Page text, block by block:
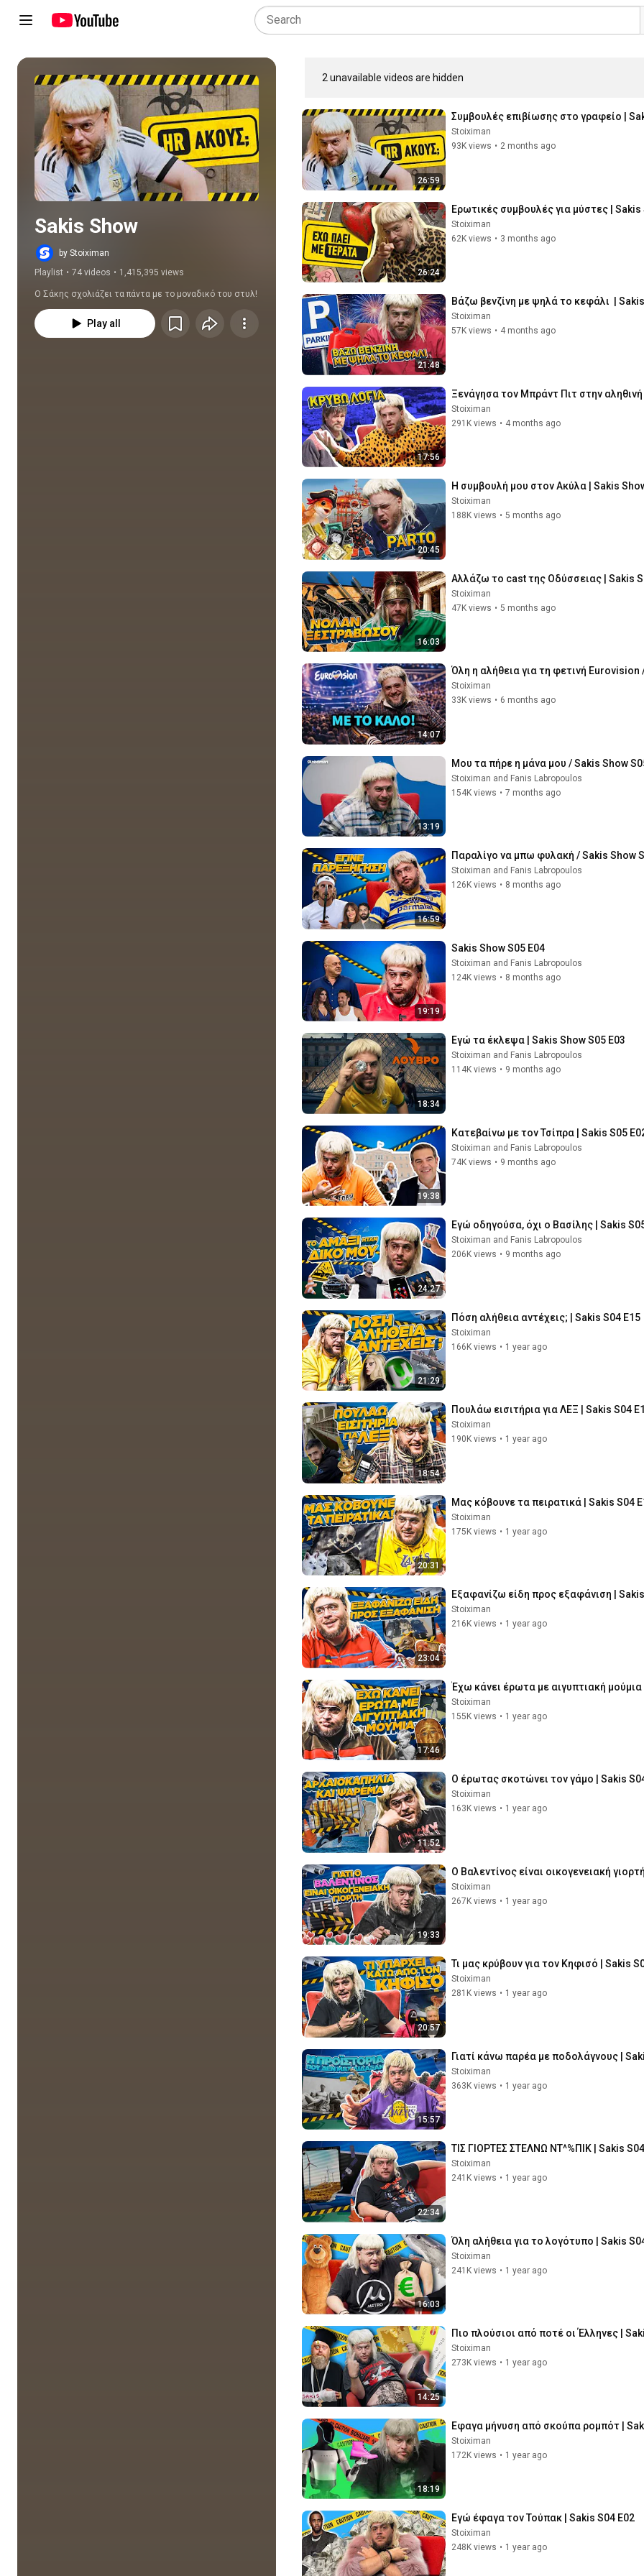
2 unavailable videos are hidden
Play all
Sakis Show
by Stoiximan
Playlist • 74 videos • 1,415,395 views
O Σάκης σχολιάζει τα πάντα με το μοναδικό του στυλ!
Play all
26:59
Συμβουλές επιβίωσης στο γραφείο |
Stoiximan
93K views • 2 months ago
26:24
Ερωτικές συμβουλές για μύστες | Sakis
Stoiximan
62K views • 3 months ago
21:48
Βάζω βενζίνη με ψηλά το κεφάλι  |
Stoiximan
57K views • 4 months ago
17:56
Ξενάγησα τον Μπράντ Πιτ στην
Stoiximan
291K views • 4 months ago
20:45
Η συμβουλή μου στον Ακύλα | Sakis
Stoiximan
188K views • 5 months ago
16:03
Αλλάζω το cast της Οδύσσειας | Sakis
Stoiximan
47K views • 5 months ago
14:07
Όλη η αλήθεια για τη φετινή Eurovision
Stoiximan
33K views • 6 months ago
13:19
Μου τα πήρε η μάνα μου / Sakis Show
Stoiximan and Fanis Labropoulos
154K views • 7 months ago
16:59
Παραλίγο να μπω φυλακή / Sakis Show
Stoiximan and Fanis Labropoulos
126K views • 8 months ago
19:19
Sakis Show S05 E04
Stoiximan and Fanis Labropoulos
124K views • 8 months ago
18:34
Εγώ τα έκλεψα | Sakis Show S05 E03
Stoiximan and Fanis Labropoulos
114K views • 9 months ago
19:38
Κατεβαίνω με τον Τσίπρα | Sakis S05
Stoiximan and Fanis Labropoulos
74K views • 9 months ago
24:27
Εγώ οδηγούσα, όχι ο Βασίλης | Sakis
Stoiximan and Fanis Labropoulos
206K views • 9 months ago
21:29
Πόση αλήθεια αντέχεις; | Sakis S04 E15
Stoiximan
166K views • 1 year ago
18:54
Πουλάω εισιτήρια για ΛΕΞ | Sakis S04
Stoiximan
190K views • 1 year ago
20:31
Μας κόβουνε τα πειρατικά | Sakis S04
Stoiximan
175K views • 1 year ago
23:04
Εξαφανίζω είδη προς εξαφάνιση |
Stoiximan
216K views • 1 year ago
17:46
Έχω κάνει έρωτα με αιγυπτιακή μούμια
Stoiximan
155K views • 1 year ago
11:52
Ο έρωτας σκοτώνει τον γάμο | Sakis
Stoiximan
163K views • 1 year ago
19:33
Ο Βαλεντίνος είναι οικογενειακή
Stoiximan
267K views • 1 year ago
20:57
Τι μας κρύβουν για τον Κηφισό | Sakis
Stoiximan
281K views • 1 year ago
15:57
Γιατί κάνω παρέα με ποδολάγνους |
Stoiximan
363K views • 1 year ago
22:34
ΤΙΣ ΓΙΟΡΤΕΣ ΣΤΕΛΝΩ ΝΤ^%ΠΙΚ | Sakis
Stoiximan
241K views • 1 year ago
16:03
Όλη αλήθεια για το λογότυπο | Sakis
Stoiximan
241K views • 1 year ago
14:25
Πιο πλούσιοι από ποτέ οι Έλληνες |
Stoiximan
273K views • 1 year ago
18:19
Εφαγα μήνυση από σκούπα ρομπότ |
Stoiximan
172K views • 1 year ago
Εγώ έφαγα τον Τούπακ | Sakis S04 E02
Stoiximan
248K views • 1 year ago